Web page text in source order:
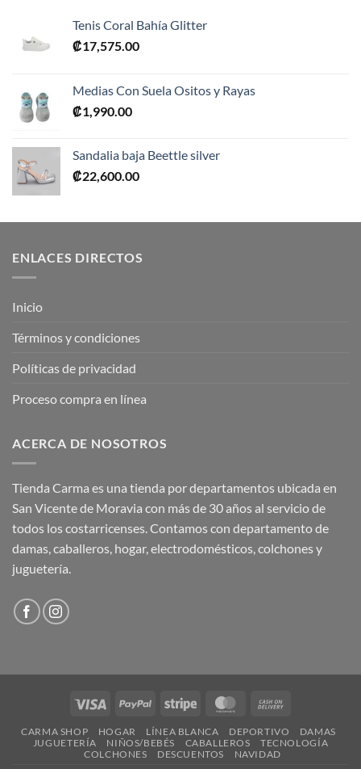
Tenis Coral Bahía Glitter
₡17,575.00
Medias Con Suela Ositos y Rayas
₡1,990.00
Sandalia baja Beettle silver
₡22,600.00
ENLACES DIRECTOS
Inicio
Términos y condiciones
Políticas de privacidad
Proceso compra en línea
ACERCA DE NOSOTROS
Tienda Carma es una tienda por departamentos ubicada en
San Vicente de Moravia con más de 30 años al servicio de
todos los costarricenses. Contamos con departamento de
damas, caballeros, hogar, electrodomésticos, colchones y
juguetería.
Visa PayPal Stripe MasterCard
Delivery
CARMA SHOP HOGAR LÍNEA BLANCA DEPORTIVO
DAMAS
JUGUETERÍA
NIÑOS/BEBÉS CABALLEROS
TECNOLOGÍA
COLCHONES
DESCUENTOS NAVIDAD